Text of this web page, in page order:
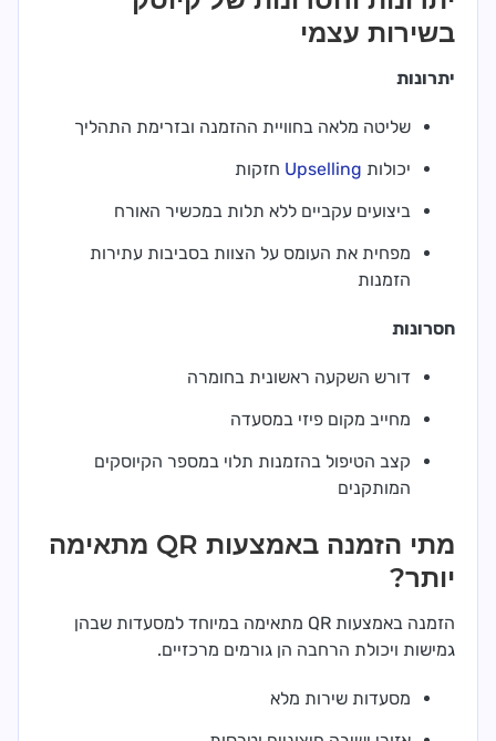
בשירות עצמי
יתרונות
שליטה מלאה בחוויית ההזמנה ובזרימת התהליך
יכולות Upselling חזקות
ביצועים עקביים ללא תלות במכשיר האורח
מפחית את העומס על הצוות בסביבות עתירות
הזמנות
חסרונות
דורש השקעה ראשונית בחומרה
מחייב מקום פיזי במסעדה
קצב הטיפול בהזמנות תלוי במספר הקיוסקים
המותקנים
מתי הזמנה באמצעות QR מתאימה
יותר?
הזמנה באמצעות QR מתאימה במיוחד למסעדות שבהן
גמישות ויכולת הרחבה הן גורמים מרכזיים.
מסעדות שירות מלא